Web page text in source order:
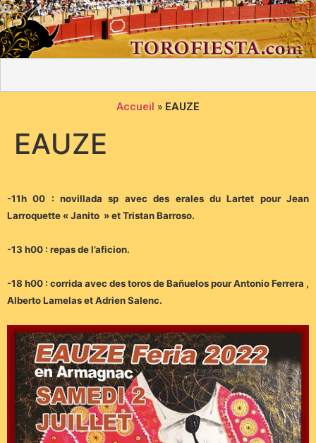
Accueil » EAUZE
EAUZE
-11h 00 : novillada sp avec des erales du Lartet pour Jean
Larroquette « Janito » et Tristan Barroso.
-13 h00 : repas de l’aficion.
-18 h00 : corrida avec des toros de Bañuelos pour Antonio Ferrera ,
Alberto Lamelas et Adrien Salenc.